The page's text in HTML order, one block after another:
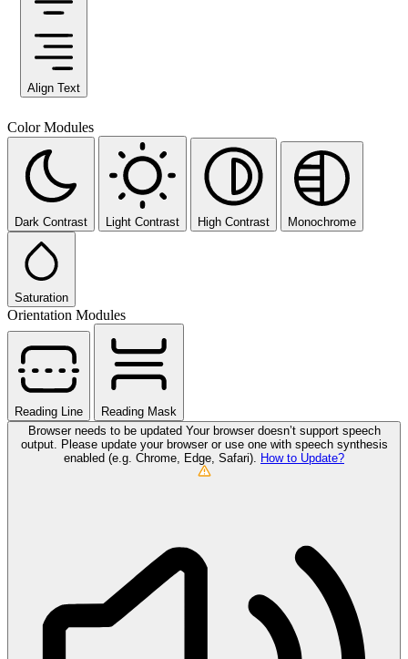
Align Text
Color Modules
Dark Contrast Light Contrast High Contrast Monochrome
Saturation
Orientation Modules
Reading Line
Reading Mask
Browser needs to be updated Your browser doesn’t support speech
output. Please update your browser or use one with speech synthesis
enabled (e.g. Chrome, Edge, Safari). How to Update?